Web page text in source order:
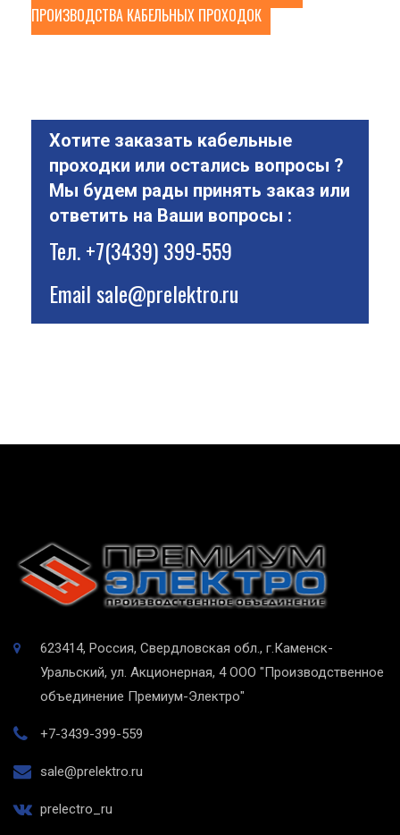
ПРОИЗВОДСТВА КАБЕЛЬНЫХ ПРОХОДОК
Хотите заказать кабельные
проходки или остались вопросы ?
Мы будем рады принять заказ или
ответить на Ваши вопросы :
Тел.+7(3439) 399-559
Emailsale@prelektro.ru
623414, Россия, Свердловская обл., г.Каменск-
Уральский, ул. Акционерная, 4 ООО "Производственное
объединение Премиум-Электро"
+7-3439-399-559
sale@prelektro.ru
prelectro_ru